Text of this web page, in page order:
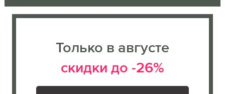
Только в августе
скидки до -26%